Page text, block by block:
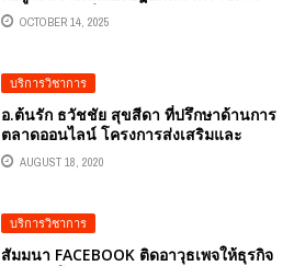
พัฒนากร รุ่นที่ 132 กรมพัฒนาชุมชน
กระทรวงมหาดไทย ก้าวทันเทคโนโลยี
“ทักษะด้าน AI” อ.ดร.ต้นรัก ธวัชชัย สุขสี
ดา วิทยากรด้านปัญญาประดิษฐ์ (AI)
OCTOBER 14, 2025
บริการวิชาการ
อ.ต้นรัก ธวัชชัย สุขสีดา ที่ปรึกษาด้านการ
ตลาดออนไลน์ โครงการส่งเสริมและ
พัฒนาธุรกิจระดับเติบโต
AUGUST 18, 2020
บริการวิชาการ
สัมมนา FACEBOOK ติดอาวุธเพจให้ธุรกิจ